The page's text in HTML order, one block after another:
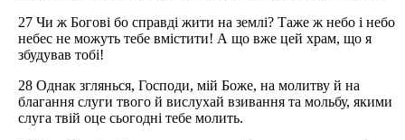
27 Чи ж Богові бо справді жити на землі? Таже ж небо і небо
небес не можуть тебе вмістити! А що вже цей храм, що я
збудував тобі!
28 Однак зглянься, Господи, мій Боже, на молитву й на
благання слуги твого й вислухай взивання та мольбу, якими
слуга твій оце сьогодні тебе молить.